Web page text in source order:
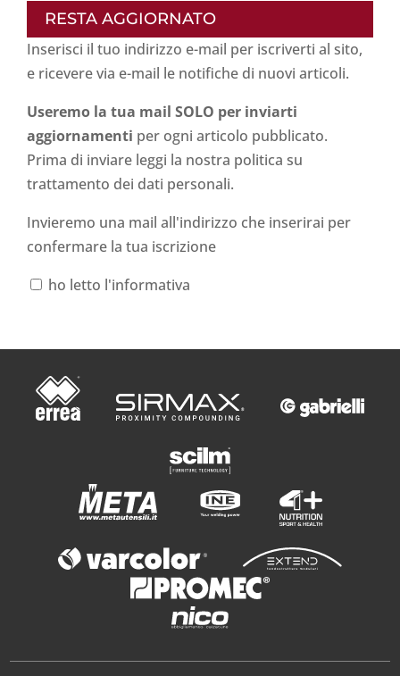
RESTA AGGIORNATO
Inserisci il tuo indirizzo e-mail per iscriverti al sito,
e ricevere via e-mail le notifiche di nuovi articoli.
Useremo la tua mail SOLO per inviarti
aggiornamenti per ogni articolo pubblicato.
Prima di inviare leggi la nostra politica su
trattamento dei dati personali.
Invieremo una mail all'indirizzo che inserirai per
confermare la tua iscrizione
ho letto l'informativa